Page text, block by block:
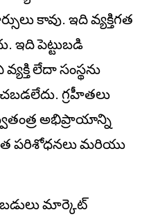
కావు. ఇది వ్యక్తిగత
ఇది పెట్టుబడి
లేదా సంస్థను
గ్రహీతలు
అభిప్రాయాన్ని
పరిశోధనలు మరియు
మార్కెట్